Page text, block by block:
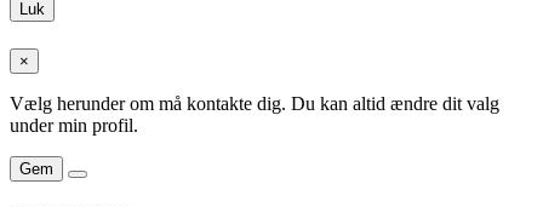
Luk
×
Vælg herunder om må kontakte dig. Du kan altid ændre dit valg
under min profil.
Gem